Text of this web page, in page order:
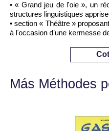
• « Grand jeu de l'oie », un
structures linguistiques
• section « Théâtre »
à lʼoccasion dʼune kermesse
Más Méthodes